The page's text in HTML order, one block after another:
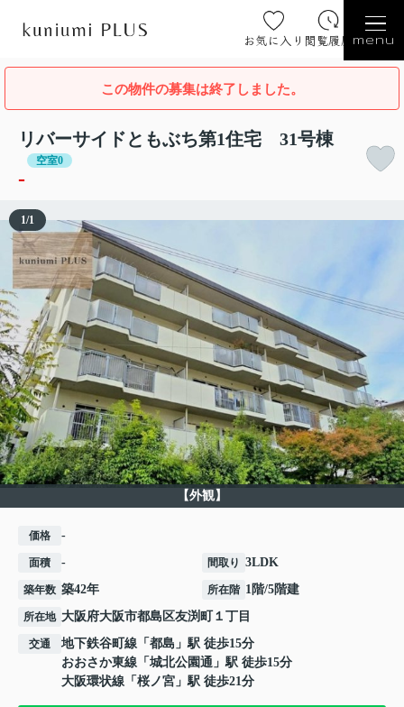
お気に入り 閲覧履歴 menu
この物件の募集は終了しました。
リバーサイドともぶち第1住宅 31号棟
空室0
-
【外観】
1/1
価格 -
面積 - 間取り 3LDK
築年数 築42年 所在階 1階/5階建
所在地 大阪府大阪市都島区友渕町 １丁目
交通 地下鉄谷町線 「 都島 」駅 徒歩15分
おおさか東線 「 城北公園通 」駅 徒歩15分
大阪環状線 「 桜ノ宮 」駅 徒歩21分